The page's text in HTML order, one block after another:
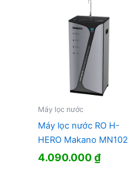
Máy lọc nước
Máy lọc nước RO H-
HERO Makano MN102
4.090.000₫